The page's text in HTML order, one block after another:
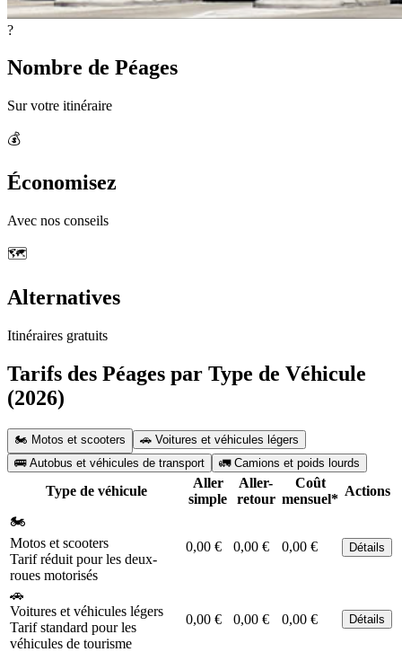
?
Nombre de Péages
Sur votre itinéraire
💰
Économisez
Avec nos conseils
🗺️
Alternatives
Itinéraires gratuits
Tarifs des Péages par Type de Véhicule
(2026)
🏍️ Motos et scooters
🚗 Voitures et véhicules légers
🚌 Autobus et véhicules de transport
🚛 Camions et poids lourds
Type de véhicule
Aller
simple
Aller-
retour
Coût
mensuel*
Actions
🏍️
Motos et scooters
Tarif réduit pour les deux-
roues motorisés
0,00 € 0,00 € 0,00 € Détails
🚗
Voitures et véhicules légers
Tarif standard pour les
véhicules de tourisme
0,00 € 0,00 € 0,00 € Détails